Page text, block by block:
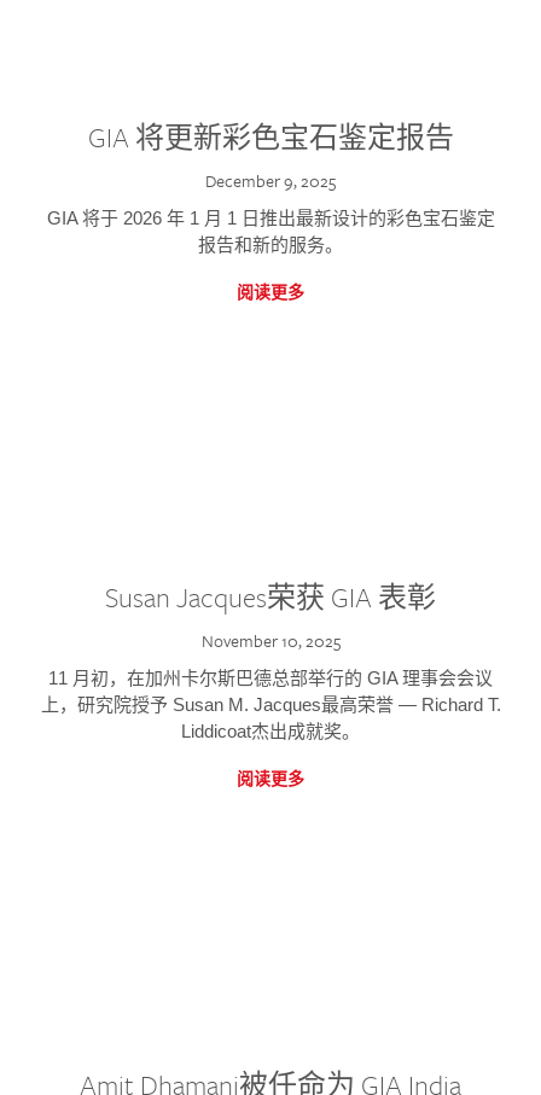
GIA 将更新彩色宝石鉴定报告
December 9, 2025
GIA 将于 2026 年 1 月 1 日推出最新设计的彩色宝石鉴定
报告和新的服务。
阅读更多
Susan Jacques荣获 GIA 表彰
November 10, 2025
11 月初，在加州卡尔斯巴德总部举行的 GIA 理事会会议
上，研究院授予 Susan M. Jacques最高荣誉 — Richard T.
Liddicoat杰出成就奖。
阅读更多
Amit Dhamani被任命为 GIA India